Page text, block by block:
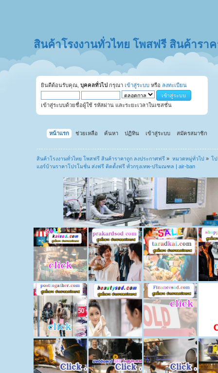
สินค้าโรงงานทั่วไทย โพสฟรี สินค้ารา
ยินดีต้อนรับคุณ, บุคคลทั่วไป กรุณา เข้าสู่ระบบ หรือ ลงทะเบียน
เข้าสู่ระบบด้วยชื่อผู้ใช้ รหัสผ่าน และระยะเวลาในเซสชั่น
หน้าแรก ช่วยเหลือ ค้นหา ปฏิทิน เข้าสู่ระบบ สมัครสมาชิก
สินค้าโรงงานทั่วไทย โพสฟรี สินค้าราคาถูก ลงประกาศฟรี » หมวดหมู่ทั่วไป » โ
แอร์บ้านราคาโปรโมชั่น ส่งฟรี ติดตั้งฟรี ทั่วกรุงเทพ-ปริมณฑล | air-ban